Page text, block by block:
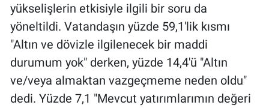
yükselişlerin etkisiyle ilgili bir soru da
yöneltildi. Vatandaşın yüzde 59,1'lik kısmı
"Altın ve dövizle ilgilenecek bir maddi
durumum yok" derken, yüzde 14,4'ü "Altın
ve/veya almaktan vazgeçmeme neden oldu"
dedi. Yüzde 7,1 "Mevcut yatırımlarımın değeri